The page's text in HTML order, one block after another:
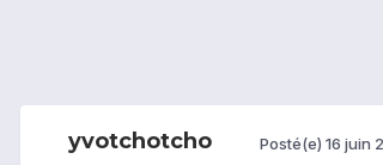
yvotchotcho Posté(e) 16 juin